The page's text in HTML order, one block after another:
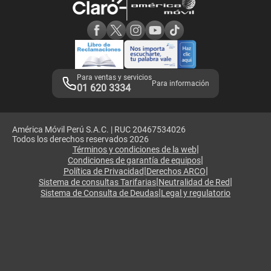
Adquirientes iPhone 6, 6S y SE
Mensaje de Seguridad
Términos y Condiciones de Tienda Claro
Libro de Reclamaciones
Legales de marketplace
Para ventas y servicios
01 620 3334 Para información
América Móvil Perú S.A.C. | RUC 20467534026
Todos los derechos reservados 2026
Términos y condiciones de la web|
Condiciones de garantía de equipos|
Política de Privacidad|Derechos ARCO|
Sistema de consultas Tarifarias|Neutralidad de Red|
Sistema de Consulta de Deudas|Legal y regulatorio